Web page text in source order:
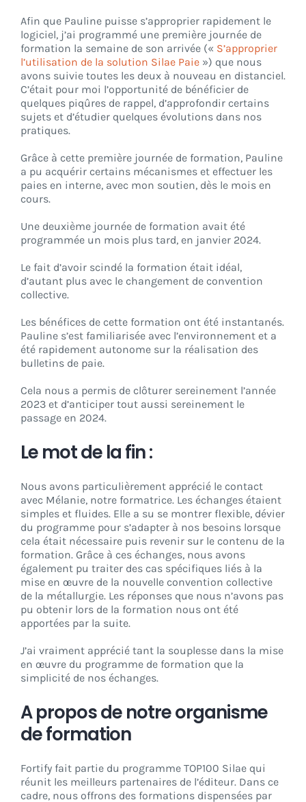
Afin que Pauline puisse s’approprier rapidement le
logiciel, j’ai programmé une première journée de
formation la semaine de son arrivée (« S’approprier
l’utilisation de la solution Silae Paie ») que nous
avons suivie toutes les deux à nouveau en distanciel.
C’était pour moi l’opportunité de bénéficier de
quelques piqûres de rappel, d’approfondir certains
sujets et d’étudier quelques évolutions dans nos
pratiques.
Grâce à cette première journée de formation, Pauline
a pu acquérir certains mécanismes et effectuer les
paies en interne, avec mon soutien, dès le mois en
cours.
Une deuxième journée de formation avait été
programmée un mois plus tard, en janvier 2024.
Le fait d’avoir scindé la formation était idéal,
d’autant plus avec le changement de convention
collective.
Les bénéfices de cette formation ont été instantanés.
Pauline s’est familiarisée avec l’environnement et a
été rapidement autonome sur la réalisation des
bulletins de paie.
Cela nous a permis de clôturer sereinement l’année
2023 et d’anticiper tout aussi sereinement le
passage en 2024.
Le mot de la fin :
Nous avons particulièrement apprécié le contact
avec Mélanie, notre formatrice. Les échanges étaient
simples et fluides. Elle a su se montrer flexible, dévier
du programme pour s’adapter à nos besoins lorsque
cela était nécessaire puis revenir sur le contenu de la
formation. Grâce à ces échanges, nous avons
également pu traiter des cas spécifiques liés à la
mise en œuvre de la nouvelle convention collective
de la métallurgie. Les réponses que nous n’avons pas
pu obtenir lors de la formation nous ont été
apportées par la suite.
J’ai vraiment apprécié tant la souplesse dans la mise
en œuvre du programme de formation que la
simplicité de nos échanges.
A propos de notre organisme
de formation
Fortify fait partie du programme TOP100 Silae qui
réunit les meilleurs partenaires de l’éditeur. Dans ce
cadre, nous offrons des formations dispensées par